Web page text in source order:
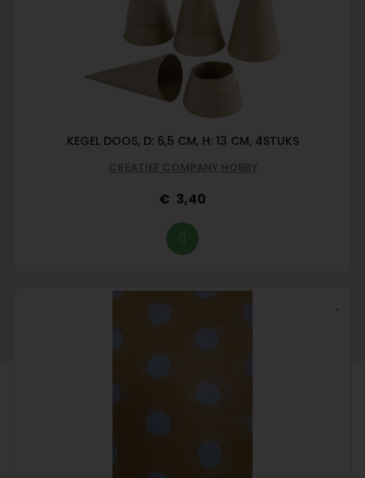
KEGEL DOOS, D: 6,5 CM, H: 13 CM, 4STUKS
CREATIEF COMPANY HOBBY
3,40